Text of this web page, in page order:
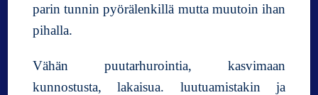
parin tunnin pyörälenkillä mutta muutoin ihan
pihalla.
Vähän puutarhurointia, kasvimaan
kunnostusta, lakaisua. luutuamistakin ja